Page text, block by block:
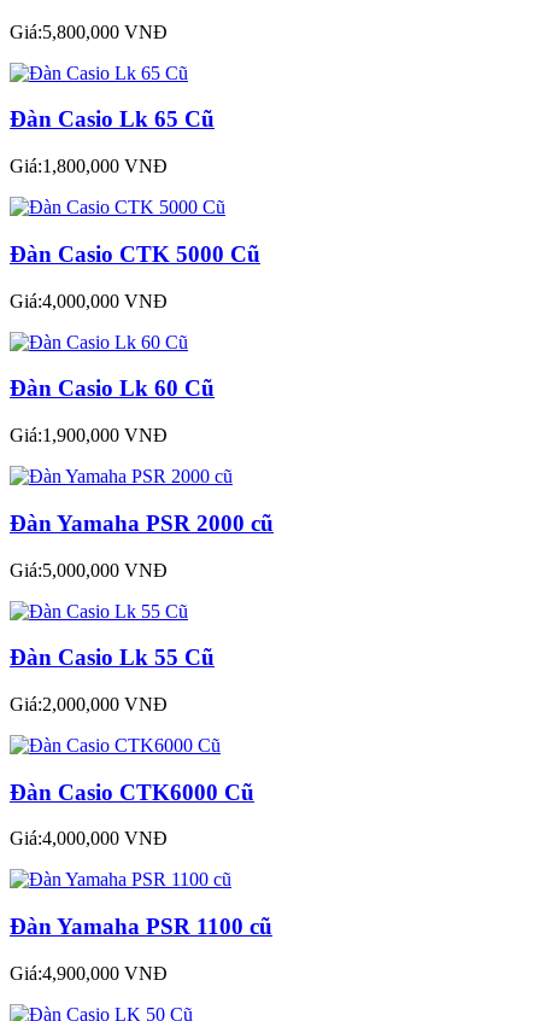
Giá:5,800,000 VNĐ
Đàn Casio Lk 65 Cũ
Giá:1,800,000 VNĐ
Đàn Casio CTK 5000 Cũ
Giá:4,000,000 VNĐ
Đàn Casio Lk 60 Cũ
Giá:1,900,000 VNĐ
Đàn Yamaha PSR 2000 cũ
Giá:5,000,000 VNĐ
Đàn Casio Lk 55 Cũ
Giá:2,000,000 VNĐ
Đàn Casio CTK6000 Cũ
Giá:4,000,000 VNĐ
Đàn Yamaha PSR 1100 cũ
Giá:4,900,000 VNĐ